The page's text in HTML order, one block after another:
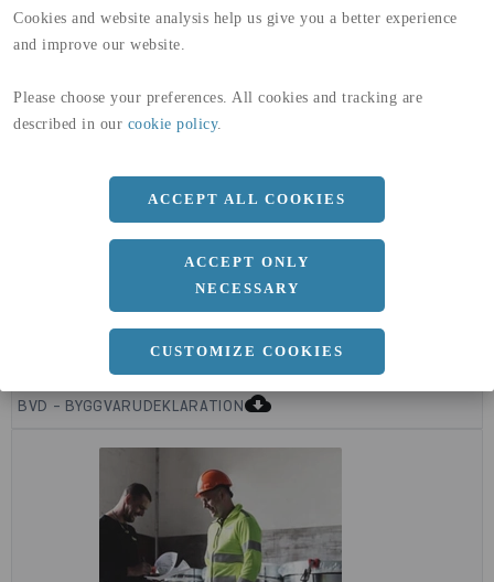
Cookies and website analysis help us give you a better experience
and improve our website.
Please choose your preferences. All cookies and tracking are
described in our cookie policy.
ACCEPT ALL COOKIES
ACCEPT ONLY
NECESSARY
CUSTOMIZE COOKIES
(A4)
a 250 MM
6000 MM
BVD - BYGGVARUDEKLARATIONcloud_download